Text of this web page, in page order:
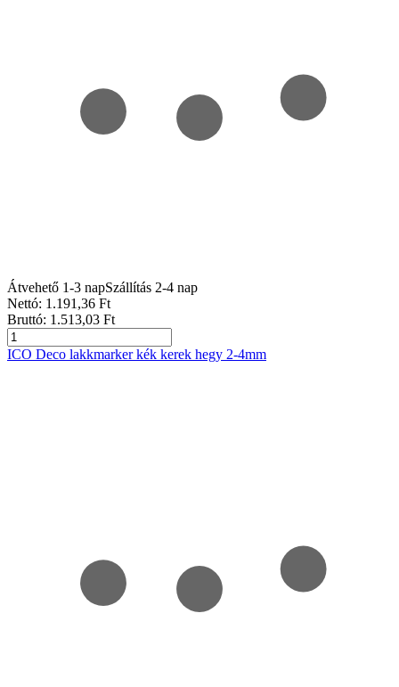
Átvehető 1-3 napSzállítás 2-4 nap
Nettó: 1.191 ,36 Ft
Bruttó: 1.513,03 Ft
ICO Deco lakkmarker kék kerek hegy 2-4mm